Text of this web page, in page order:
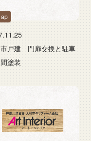
戸建 門扉交換と駐車
塗装